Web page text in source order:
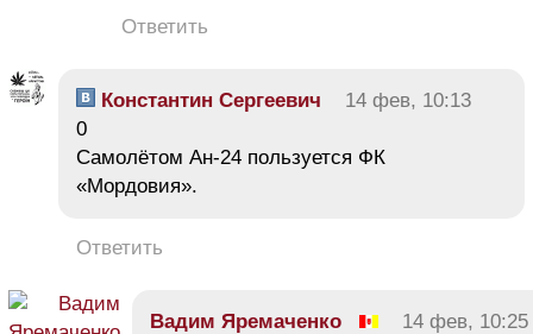
Ответить
Константин Сергеевич
14 фев, 10:13
0
Самолётом Ан-24 пользуется ФК
«Мордовия».
Ответить
Вадим Яремаченко
14 фев, 10:25